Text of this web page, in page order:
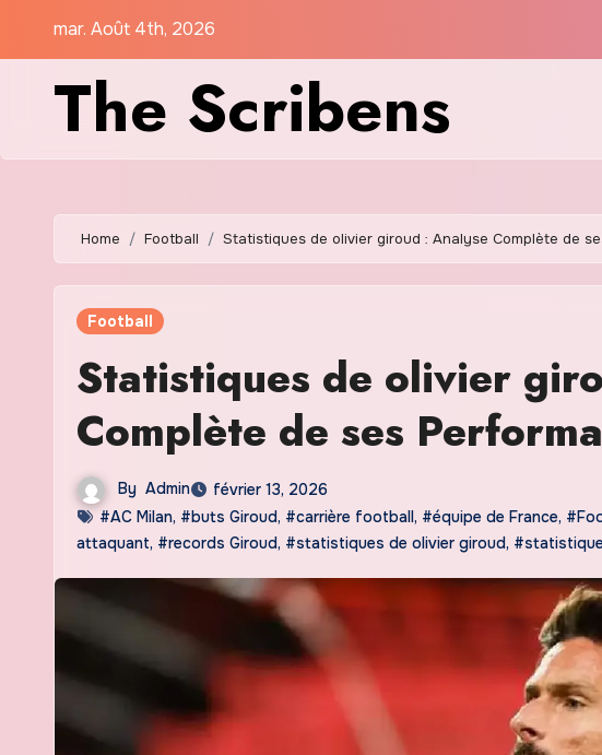
mar. Août 4th, 2026
The Scribens
Home Football Statistiques de olivier giroud : Analyse Complète de
Football
Statistiques de olivier
Complète de ses
By Admin
février 13, 2026
#AC Milan, #buts Giroud, #carrière football, #équipe de France,
attaquant, #records Giroud, #statistiques de olivier giroud,